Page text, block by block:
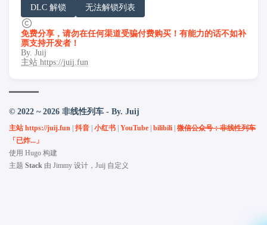
你看到的内容可能由第三方 AI 基于「非线性列车」文章
「非线性列车」原文链接：https://h.juij.fun/faq/
DLC 解锁 无法解锁列表
免费分享，请勿在任何渠道受骗付费购买！有能力的话不如补
票支持开发者！
By. Juij
主站 https://juij.fun
© 2022 ~ 2026 非线性列车 - By. Juij
主站 https://juij.fun 抖音 小红书 YouTube bilibili 微信公众号：非线性列车
「已炸...」
使用 Hugo 构建
主题 Stack 由 Jimmy 设计，Juij 自定义